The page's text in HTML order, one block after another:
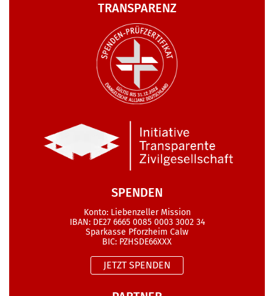
TRANSPARENZ
SPENDEN
Konto: Liebenzeller Mission
IBAN: DE27 6665 0085 0003 3002 34
Sparkasse Pforzheim Calw
BIC: PZHSDE66XXX
JETZT SPENDEN